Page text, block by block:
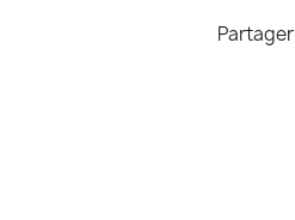
Partager